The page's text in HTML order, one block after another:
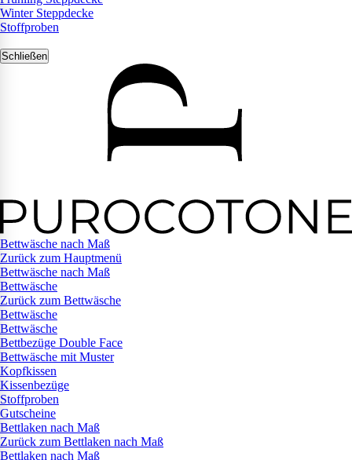
Winter Steppdecke
Stoffproben
Schließen
Bettwäsche nach Maß
Zurück zum Hauptmenü
Bettwäsche nach Maß
Bettwäsche
Zurück zum Bettwäsche
Bettwäsche
Bettwäsche
Bettbezüge Double Face
Bettwäsche mit Muster
Kopfkissen
Kissenbezüge
Stoffproben
Gutscheine
Bettlaken nach Maß
Zurück zum Bettlaken nach Maß
Bettlaken nach Maß